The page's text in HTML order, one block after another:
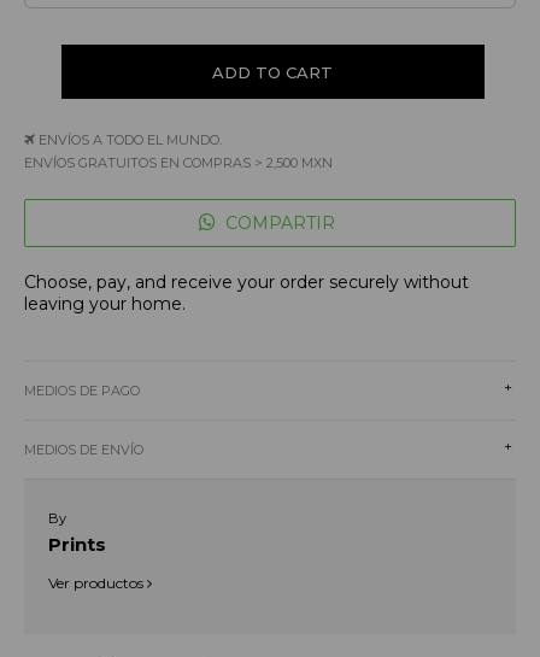
ENVÍOS A TODO EL MUNDO.
ENVÍOS GRATUITOS EN COMPRAS > 2,500 MXN
COMPARTIR
Choose, pay, and receive your order securely without
leaving your home.
+
MEDIOS DE PAGO
+
MEDIOS DE ENVÍO
By
Prints
Ver productos